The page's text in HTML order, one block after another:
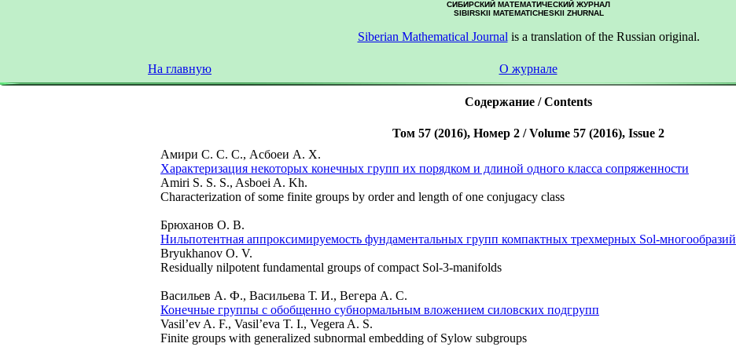
СИБИРСКИЙ МАТЕМАТИЧЕСКИЙ ЖУРНАЛ
SIBIRSKII MATEMATICHESKII ZHURNAL
Siberian Mathematical Journal is a translation of the Russian original.
На главную О журнале
Содержание / Contents
Том 57 (2016), Номер 2 / Volume 57 (2016), Issue 2
Амири С. С. С., Асбоеи А. Х.
Характеризация некоторых конечных групп их порядком и длиной одного класса сопряженности
Amiri S. S. S., Asboei A. Kh.
Characterization of some finite groups by order and length of one conjugacy class
Брюханов О. В.
Нильпотентная аппроксимируемость фундаментальных групп компактных трехмерных Sol-многообразий
Bryukhanov O. V.
Residually nilpotent fundamental groups of compact Sol-3-manifolds
Васильев А. Ф., Васильева Т. И., Вегера А. С.
Конечные группы с обобщенно субнормальным вложением силовских подгрупп
Vasil’ev A. F., Vasil’eva T. I., Vegera A. S.
Finite groups with generalized subnormal embedding of Sylow subgroups